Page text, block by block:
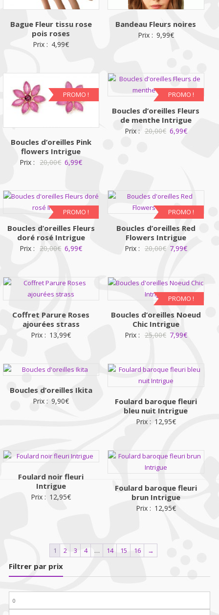
Bague Fleur tissu rose
pois roses
Prix : 4,99€
Bandeau Fleurs noires
Prix : 9,99€
PROMO !
Boucles d’oreilles Pink
flowers Intrigue
Prix : 20,00€ Le
était :
20,00€.
6,99€Le
est :
6,99€.
PROMO !
Boucles d’oreilles Fleurs
de menthe Intrigue
Prix : 20,00€ Le
6,99€Le
PROMO !
Boucles d’oreilles Fleurs
doré rosé Intrigue
Prix : 20,00€ Le
était :
20,00€.
6,99€Le
est :
PROMO !
Boucles d’oreilles Red
Flowers Intrigue
Prix : 20,00€ Le
était :
20,00€.
7,99€Le
est :
7,99€.
Coffret Parure Roses
ajourées strass
Prix : 13,99€
PROMO !
Boucles d’oreilles Noeud
Chic Intrigue
Prix : 25,00€ Le
était :
25,00€.
7,99€Le
est :
Boucles d’oreilles Ikita
Prix : 9,90€
Foulard baroque fleuri
bleu nuit Intrigue
Prix : 12,95€
Foulard noir fleuri
Intrigue
Prix : 12,95€
Foulard baroque fleuri
brun Intrigue
Prix : 12,95€
1 2 3 4 … 14 15 16 →
Filtrer par prix
Prix
min